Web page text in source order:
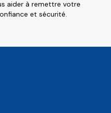
aider à remettre votre
et sécurité.